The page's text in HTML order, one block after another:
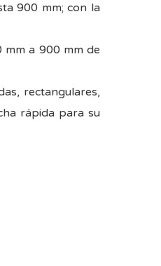
900 mm; con la
mm a 900 mm de
rectangulares,
rápida para su